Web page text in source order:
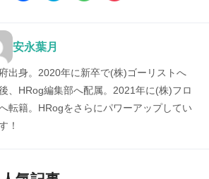
安永葉月
出身。2020年に新卒で(株)ゴーリストへ
、HRog編集部へ配属。2021年に(株)フロ
転籍。HRogをさらにパワーアップしてい
！